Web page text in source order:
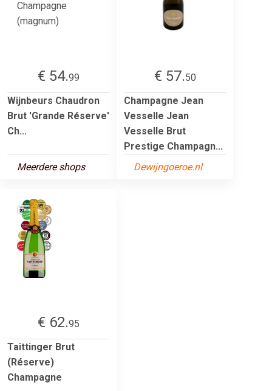
€ 54.99
Wijnbeurs Chaudron
Brut 'Grande Réserve'
Ch...
Meerdere shops
€ 57.50
Champagne Jean
Vesselle Jean
Vesselle Brut
Prestige Champagn...
Dewijngoeroe.nl
€ 62.95
Taittinger Brut
(Réserve)
Champagne